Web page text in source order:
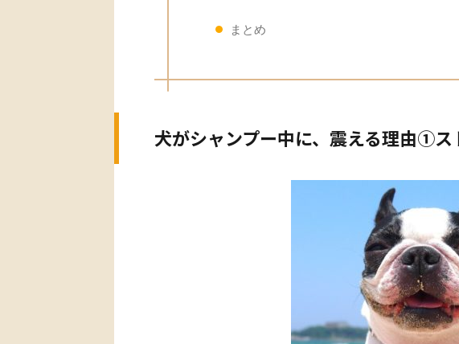
まとめ
犬がシャンプー中に、震える理由①